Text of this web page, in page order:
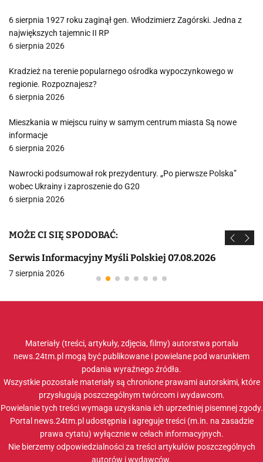
6 sierpnia 1927 roku zaginął gen. Włodzimierz Zagórski. Jedna z
największych tajemnic II RP
6 sierpnia 2026
Kradzież na terenie popularnego ośrodka wypoczynkowego w
regionie. Rozpoznajesz?
6 sierpnia 2026
Mieszkania w miejscu ruiny w samym centrum miasta Są nowe
informacje
6 sierpnia 2026
Nawrocki podsumował rok prezydentury. „Po pierwsze Polska”
wobec Ukrainy i zaproszenie do G20
6 sierpnia 2026
MOŻE CI SIĘ SPODOBAĆ:
Serwis Informacyjny Myśli Polskiej 07.08.2026
7 sierpnia 2026
Materiały (treści, artykuły, zdjęcia, filmy) autorstwa portalu
news.24tm.pl mogą być publikowane i powielane pod warunkiem
podania wyraźnego źródła.
Wszystkie pozostałe materiały są chronione prawami autorskimi, które
przysługują poszczególnym twórcom i wydawcom.
Powielanie tych treści wymaga uzyskania ich uprzedniej pisemnej zgody.
Portal news.24tm.pl udostępnia i agreguje treści (m.in. na zasadzie
prawa cytatu) wyłącznie w celach informacyjnych.
Nie bierzemy odpowiedzialności za treści artykułów poszczególnych
autorów i wydawców.